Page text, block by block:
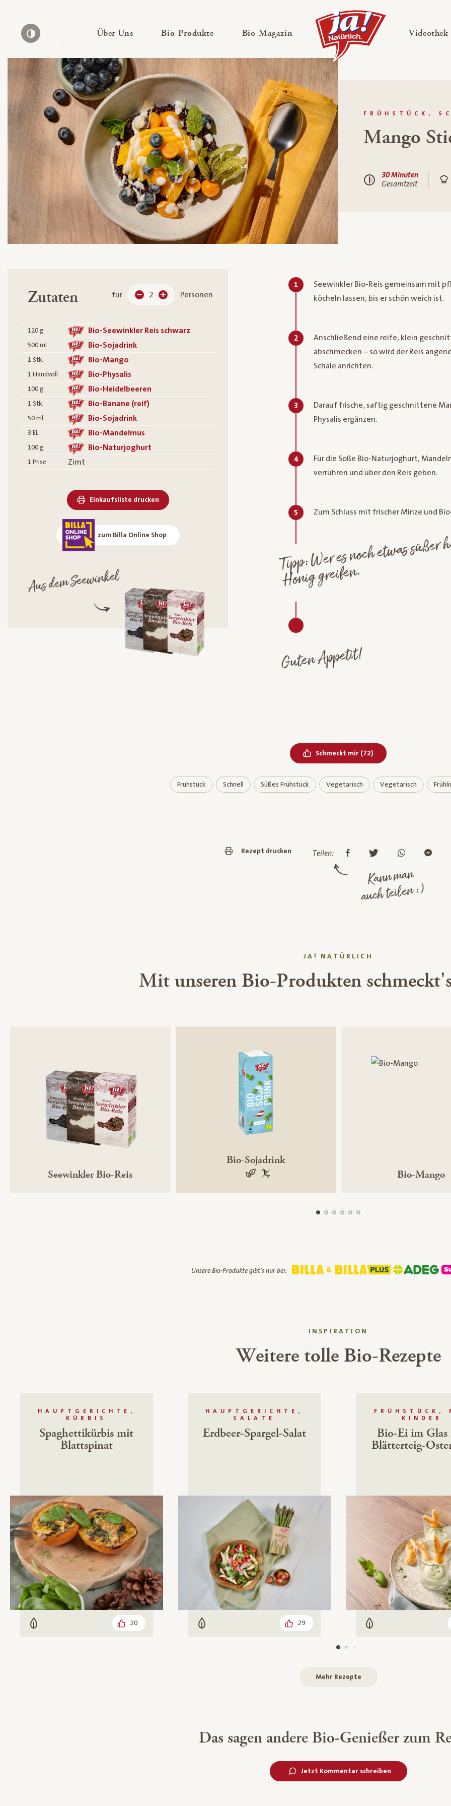
Über Uns— Untermenü ausklappen
Bio-Produkte— Untermenü ausklappen
Bio-Magazin — Untermenü ausklappen Videothek
FRÜHSTÜCK,
Mango
30 Minuten
Gesamtzeit
Zutaten für 2 Personen
120 g Bio-Seewinkler Reis schwarz
500 ml Bio-Sojadrink
1 Stk. Bio-Mango
1 Handvoll Bio-Physalis
100 g Bio-Heidelbeeren
1 Stk. Bio-Banane (reif)
50 ml Bio-Sojadrink
3 EL Bio-Mandelmus
100 g Bio-Naturjoghurt
1 Prise Zimt
Einkaufsliste drucken
zum Billa Online Shop
Aus dem Seewinkel
1
Seewinkler Bio-Reis gemeinsam mit
köcheln lassen, bis er schön weich ist.
2
Anschließend eine reife, klein
abschmecken – so wird der Reis
Schale anrichten.
3
Darauf frische, saftig geschnittene
Physalis ergänzen.
4
Für die Soße Bio-Naturjoghurt,
verrühren und über den Reis geben.
5 Zum Schluss mit frischer Minze und
Wer
was
mag,
Honig greifen.
Guten Appetit!
Schmeckt mir Bereits geliked
(72)
Frühstück Schnell Süßes Frühstück Vegetarisch Vegetarisch
Rezept drucken Teilen:
Kann man
auch teilen :)
JA! NATÜRLICH
Mit unseren Bio-Produkten
Seewinkler Bio-Reis
Bio-Sojadrink
vegan100 % gentechnikfrei Bio-Mango
Unsere Bio-Produkte gibt's nur bei:
INSPIRATION
Weitere tolle Bio-Rezepte
HAUPTGERICHTE,
KÜRBIS
Spaghettikürbis mit
Blattspinat
Vegetarisch 20
HAUPTGERICHTE,
SALATE
Erdbeer-Spargel-Salat
Vegetarisch 29
FRÜHSTÜCK,
KINDER
Bio-Ei im
Blätterteig-
Vegetarisch
Mehr Rezepte
Das sagen andere Bio-Genießer zum
Jetzt Kommentar schreiben